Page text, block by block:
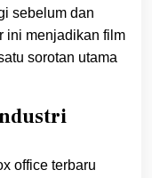
sebelum dan
ini menjadikan film
sorotan utama
office terbaru